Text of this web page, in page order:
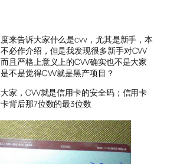
来告诉大家什么是cvv，尤其是新手，本
必作介绍，但是我发现很多新手对CVV
且严格上意义上的CVV确实也不是大家
不是觉得CVV就是黑产项目？
家，CVV就是信用卡的安全码；信用卡
背后那7位数的最3位数